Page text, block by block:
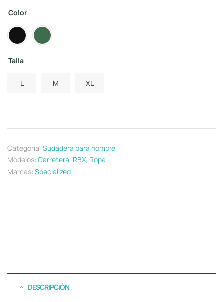
Color
Talla
L M XL
Categoría: Sudadera para hombre
Modelos: Carretera, RBX, Ropa
Marcas: Specialized
DESCRIPCIÓN